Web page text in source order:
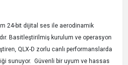
24-bit dijital ses ile aerodinamik
Basitleştirilmiş kurulum ve operasyon
QLX-D zorlu canlı performanslarda
sunuyor. Güvenli bir uyum ve hassas